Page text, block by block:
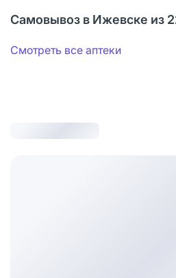
Самовывоз в Ижевске из
Смотреть все аптеки